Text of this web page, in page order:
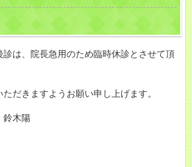
は、院長急用のため臨時休診とさせて頂
だきますようお願い申し上げます。
鈴木陽